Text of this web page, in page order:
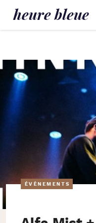
heure bleue
ÉVÈNEMENTS